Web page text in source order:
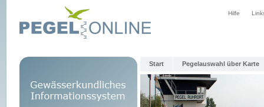
Hilfe
Start Pegelauswahl über Karte